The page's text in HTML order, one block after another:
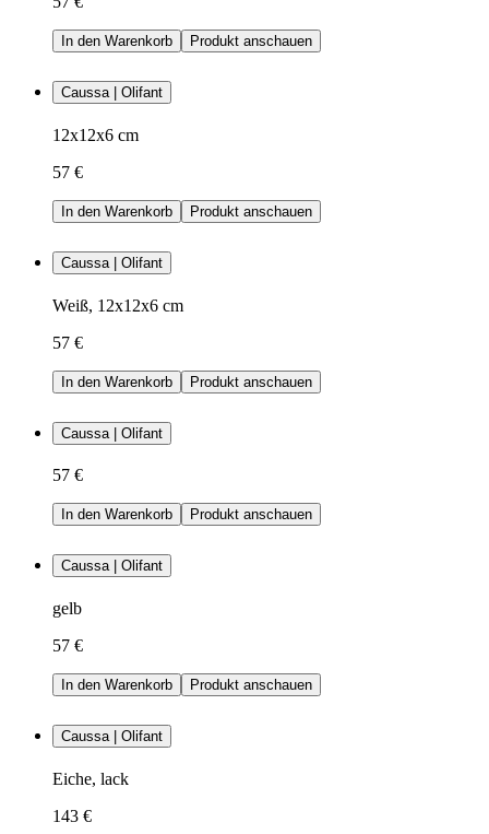
In den Warenkorb Produkt anschauen
Caussa | Olifant
12x12x6 cm
57 €
In den Warenkorb Produkt anschauen
Caussa | Olifant
Weiß, 12x12x6 cm
57 €
In den Warenkorb Produkt anschauen
Caussa | Olifant
57 €
In den Warenkorb Produkt anschauen
Caussa | Olifant
gelb
57 €
In den Warenkorb Produkt anschauen
Caussa | Olifant
Eiche, lack
143 €